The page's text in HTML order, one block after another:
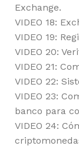
Exchange.
VIDEO 18:
VIDEO 19:
VIDEO 20:
VIDEO 21:
VIDEO 22:
VIDEO 23:
banco para
VIDEO 24: